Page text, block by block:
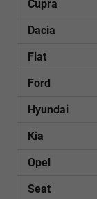
Cupra
Dacia
Fiat
Ford
Hyundai
Kia
Opel
Seat